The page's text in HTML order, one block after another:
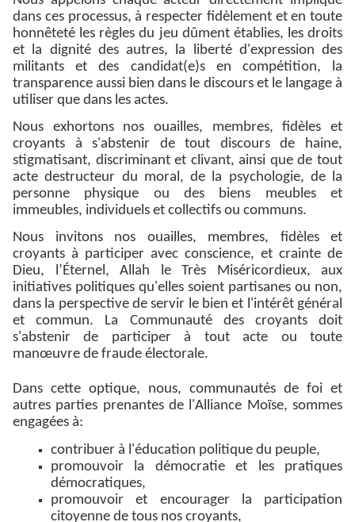
dans ces processus, à respecter fidèlement et en toute
honnêteté les règles du jeu dûment établies, les droits
et la dignité des autres, la liberté d'expression des
militants et des candidat(e)s en compétition, la
transparence aussi bien dans le discours et le langage à
utiliser que dans les actes.
Nous exhortons nos ouailles, membres, fidèles et
croyants à s'abstenir de tout discours de haine,
stigmatisant, discriminant et clivant, ainsi que de tout
acte destructeur du moral, de la psychologie, de la
personne physique ou des biens meubles et
immeubles, individuels et collectifs ou communs.
Nous invitons nos ouailles, membres, fidèles et
croyants à participer avec conscience, et crainte de
Dieu, l’Éternel, Allah le Très Miséricordieux, aux
initiatives politiques qu'elles soient partisanes ou non,
dans la perspective de servir le bien et l'intérêt général
et commun. La Communauté des croyants doit
s'abstenir de participer à tout acte ou toute
manœuvre de fraude électorale.
Dans cette optique, nous, communautés de foi et
autres parties prenantes de l'Alliance Moïse, sommes
engagées à:
contribuer à l'éducation politique du peuple,
promouvoir la démocratie et les pratiques
démocratiques,
promouvoir et encourager la participation
citoyenne de tous nos croyants,